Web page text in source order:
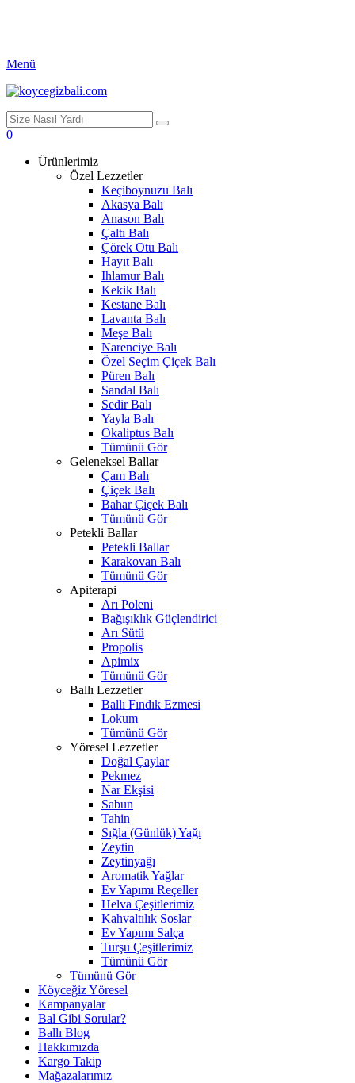
Menü
0
Ürünlerimiz
Özel Lezzetler
Keçiboynuzu Balı
Akasya Balı
Anason Balı
Çaltı Balı
Çörek Otu Balı
Hayıt Balı
Ihlamur Balı
Kekik Balı
Kestane Balı
Lavanta Balı
Meşe Balı
Narenciye Balı
Özel Seçim Çiçek Balı
Püren Balı
Sandal Balı
Sedir Balı
Yayla Balı
Okaliptus Balı
Tümünü Gör
Geleneksel Ballar
Çam Balı
Çiçek Balı
Bahar Çiçek Balı
Tümünü Gör
Petekli Ballar
Petekli Ballar
Karakovan Balı
Tümünü Gör
Apiterapi
Arı Poleni
Bağışıklık Güçlendirici
Arı Sütü
Propolis
Apimix
Tümünü Gör
Ballı Lezzetler
Ballı Fındık Ezmesi
Lokum
Tümünü Gör
Yöresel Lezzetler
Doğal Çaylar
Pekmez
Nar Ekşisi
Sabun
Tahin
Sığla (Günlük) Yağı
Zeytin
Zeytinyağı
Aromatik Yağlar
Ev Yapımı Reçeller
Helva Çeşitlerimiz
Kahvaltılık Soslar
Ev Yapımı Salça
Turşu Çeşitlerimiz
Tümünü Gör
Tümünü Gör
Köyceğiz Yöresel
Kampanyalar
Bal Gibi Sorular?
Ballı Blog
Hakkımızda
Kargo Takip
Mağazalarımız